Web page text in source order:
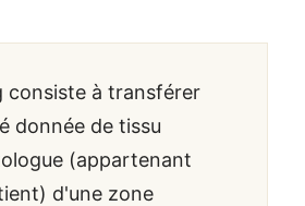
consiste à transférer
donnée de tissu
(appartenant
d'une zone